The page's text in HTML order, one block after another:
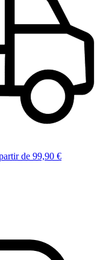
de 99,90 €